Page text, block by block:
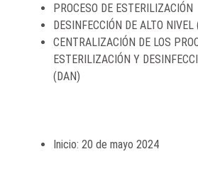
PROCESO DE ESTERILIZACIÓN
DESINFECCIÓN DE ALTO NIVEL
CENTRALIZACIÓN DE LOS
ESTERILIZACIÓN Y
(DAN)
Inicio: 20 de mayo 2024